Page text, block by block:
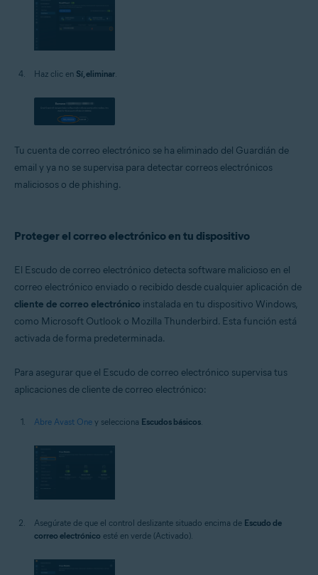
Haz clic en Sí, eliminar.
Tu cuenta de correo electrónico se ha eliminado del Guardián de
email y ya no se supervisa para detectar correos electrónicos
maliciosos o de phishing.
Proteger el correo electrónico en tu dispositivo
El Escudo de correo electrónico detecta software malicioso en el
correo electrónico enviado o recibido desde cualquier aplicación de
cliente de correo electrónico instalada en tu dispositivo Windows,
como Microsoft Outlook o Mozilla Thunderbird. Esta función está
activada de forma predeterminada.
Para asegurar que el Escudo de correo electrónico supervisa tus
aplicaciones de cliente de correo electrónico:
Abre Avast One y selecciona Escudos básicos.
Asegúrate de que el control deslizante situado encima de Escudo de
correo electrónico esté en verde (Activado).